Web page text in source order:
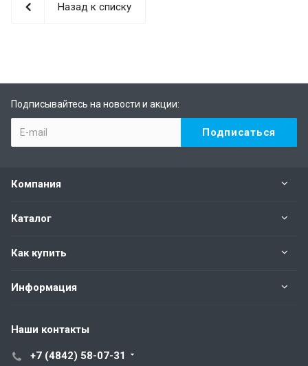
Назад к списку
Подписывайтесь на новости и акции:
Компания
Каталог
Как купить
Информация
Наши контакты
+7 (4842) 58-07-31